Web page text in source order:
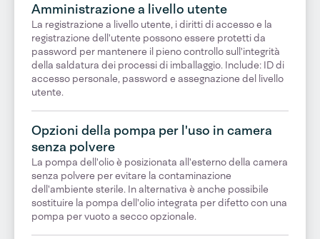
Amministrazione a livello utente
La registrazione a livello utente, i diritti di accesso e la
registrazione dell'utente possono essere protetti da
password per mantenere il pieno controllo sull'integrità
della saldatura dei processi di imballaggio. Include: ID di
accesso personale, password e assegnazione del livello
utente.
Opzioni della pompa per l'uso in camera
senza polvere
La pompa dell'olio è posizionata all'esterno della camera
senza polvere per evitare la contaminazione
dell'ambiente sterile. In alternativa è anche possibile
sostituire la pompa dell'olio integrata per difetto con una
pompa per vuoto a secco opzionale.